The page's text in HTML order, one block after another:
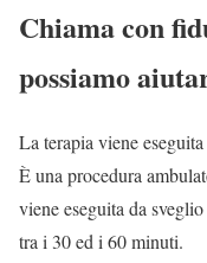
Chiama con
possiamo
La terapia viene
È una procedura
viene eseguita da
tra i 30 ed i 60 minuti.